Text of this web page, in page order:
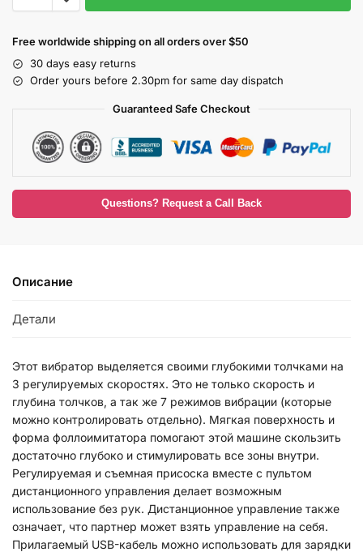
Free worldwide shipping on all orders over $50
30 days easy returns
Order yours before 2.30pm for same day dispatch
Guaranteed Safe Checkout
Questions? Request a Call Back
Описание
Детали
Этот вибратор выделяется своими глубокими толчками на
3 регулируемых скоростях. Это не только скорость и
глубина толчков, а так же 7 режимов вибрации (которые
можно контролировать отдельно). Мягкая поверхность и
форма фоллоимитатора помогают этой машине скользить
достаточно глубоко и стимулировать все зоны внутри.
Регулируемая и съемная присоска вместе с пультом
дистанционного управления делает возможным
использование без рук. Дистанционное управление также
означает, что партнер может взять управление на себя.
Прилагаемый USB-кабель можно использовать для зарядки